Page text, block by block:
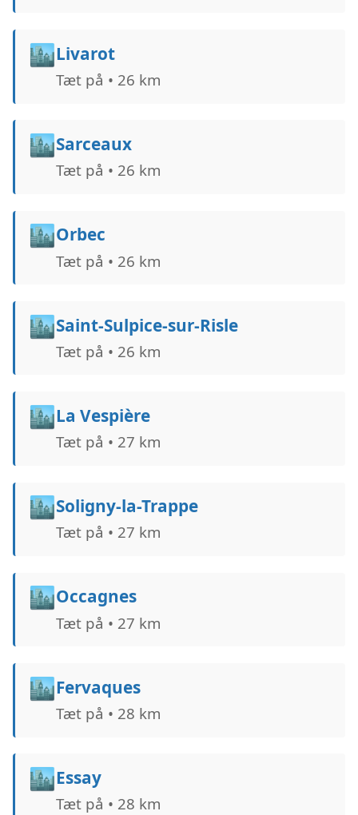
🏙️Livarot
Tæt på • 26 km
🏙️Sarceaux
Tæt på • 26 km
🏙️Orbec
Tæt på • 26 km
🏙️Saint-Sulpice-sur-Risle
Tæt på • 26 km
🏙️La Vespière
Tæt på • 27 km
🏙️Soligny-la-Trappe
Tæt på • 27 km
🏙️Occagnes
Tæt på • 27 km
🏙️Fervaques
Tæt på • 28 km
🏙️Essay
Tæt på • 28 km